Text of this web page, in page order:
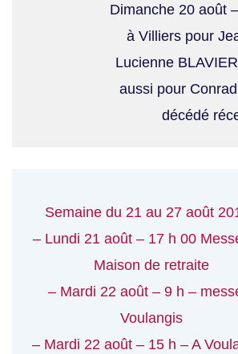
Dimanche 20 août
à Villiers pour
Lucienne
aussi pour
décédé
Semaine du 21 au 27 août
– Lundi 21 août – 17 h 00
Maison de retraite
– Mardi 22 août – 9 h –
Voulangis
– Mardi 22 août – 15 h – A